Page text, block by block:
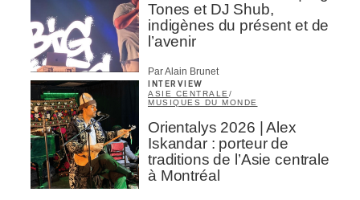
Tones et DJ Shub,
indigènes du présent et de
l’avenir
Par Alain Brunet
INTERVIEW
ASIE CENTRALE /
MUSIQUES DU MONDE
Orientalys 2026 | Alex
Iskandar : porteur de
traditions de l’Asie centrale
à Montréal